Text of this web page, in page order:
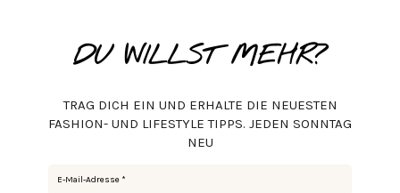
DU WILLST MEHR?
TRAG DICH EIN UND ERHALTE DIE NEUESTEN
FASHION- UND LIFESTYLE TIPPS. JEDEN SONNTAG
NEU